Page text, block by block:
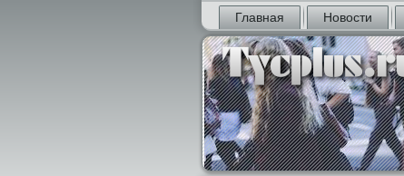
Главная Новости